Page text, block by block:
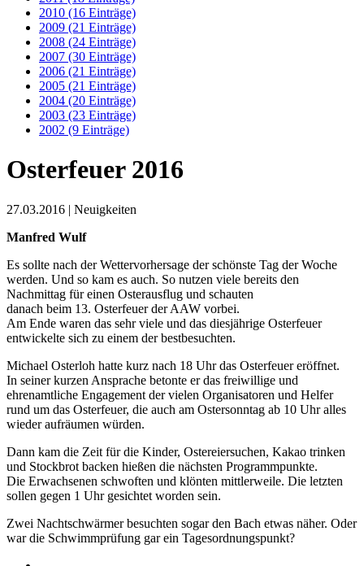
2010 (16 Einträge)
2009 (21 Einträge)
2008 (24 Einträge)
2007 (30 Einträge)
2006 (21 Einträge)
2005 (21 Einträge)
2004 (20 Einträge)
2003 (23 Einträge)
2002 (9 Einträge)
Osterfeuer 2016
27.03.2016 | Neuigkeiten
Manfred Wulf
Es sollte nach der Wettervorhersage der schönste Tag der Woche
werden. Und so kam es auch. So nutzen viele bereits den
Nachmittag für einen Osterausflug und schauten
danach beim 13. Osterfeuer der AAW vorbei.
Am Ende waren das sehr viele und das diesjährige Osterfeuer
entwickelte sich zu einem der bestbesuchten.
Michael Osterloh hatte kurz nach 18 Uhr das Osterfeuer eröffnet.
In seiner kurzen Ansprache betonte er das freiwillige und
ehrenamtliche Engagement der vielen Organisatoren und Helfer
rund um das Osterfeuer, die auch am Ostersonntag ab 10 Uhr alles
wieder aufräumen würden.
Dann kam die Zeit für die Kinder, Ostereiersuchen, Kakao trinken
und Stockbrot backen hießen die nächsten Programmpunkte.
Die Erwachsenen schwoften und klönten mittlerweile. Die letzten
sollen gegen 1 Uhr gesichtet worden sein.
Zwei Nachtschwärmer besuchten sogar den Bach etwas näher. Oder
war die Schwimmprüfung gar ein Tagesordnungspunkt?